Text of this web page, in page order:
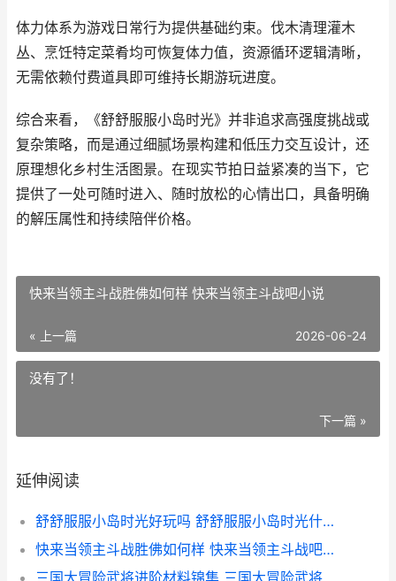
体力体系为游戏日常行为提供基础约束。伐木清理灌木
丛、烹饪特定菜肴均可恢复体力值，资源循环逻辑清晰，
无需依赖付费道具即可维持长期游玩进度。
综合来看，《舒舒服服小岛时光》并非追求高强度挑战或
复杂策略，而是通过细腻场景构建和低压力交互设计，还
原理想化乡村生活图景。在现实节拍日益紧凑的当下，它
提供了一处可随时进入、随时放松的心情出口，具备明确
的解压属性和持续陪伴价格。
快来当领主斗战胜佛如何样 快来当领主斗战吧小说
« 上一篇 2026-06-24
没有了！
下一篇 »
延伸阅读
舒舒服服小岛时光好玩吗 舒舒服服小岛时光什么时候上正式服
快来当领主斗战胜佛如何样 快来当领主斗战吧小说